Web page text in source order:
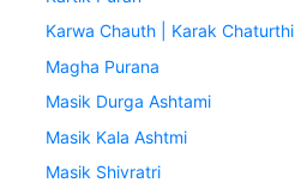
Karwa Chauth | Karak Chaturthi
Magha Purana
Masik Durga Ashtami
Masik Kala Ashtmi
Masik Shivratri